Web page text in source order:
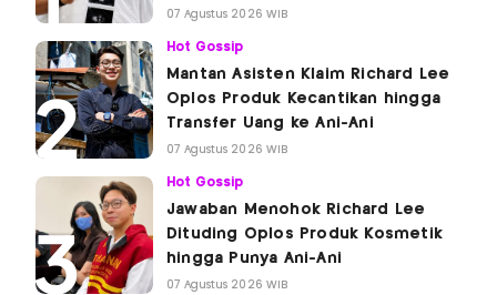
07 Agustus 2026 WIB
Hot Gossip
Mantan Asisten Klaim Richard Lee
Oplos Produk Kecantikan hingga
Transfer Uang ke Ani-Ani
07 Agustus 2026 WIB
Hot Gossip
Jawaban Menohok Richard Lee
Dituding Oplos Produk Kosmetik
hingga Punya Ani-Ani
07 Agustus 2026 WIB